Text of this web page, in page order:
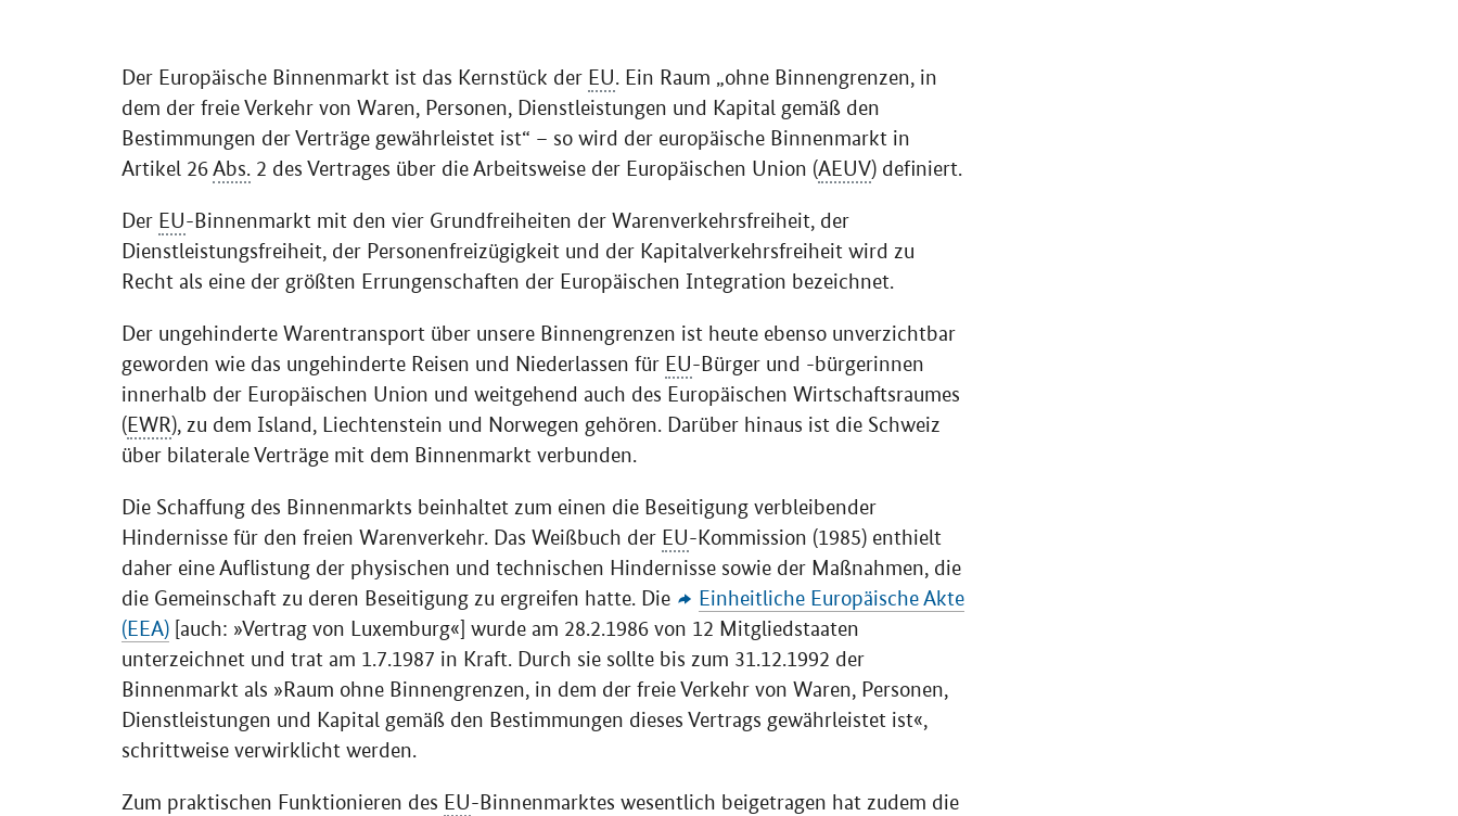
Der Europäische Binnenmarkt ist das Kernstück der EU. Ein Raum „ohne Binnengrenzen, in
dem der freie Verkehr von Waren, Personen, Dienstleistungen und Kapital gemäß den
Bestimmungen der Verträge gewährleistet ist“ – so wird der europäische Binnenmarkt in
Artikel 26Abs. 2 des Vertrages über die Arbeitsweise der Europäischen Union (AEUV) definiert.
Der EU-Binnenmarkt mit den vier Grundfreiheiten der Warenverkehrsfreiheit, der
Dienstleistungsfreiheit, der Personenfreizügigkeit und der Kapitalverkehrsfreiheit wird zu
Recht als eine der größten Errungenschaften der Europäischen Integration bezeichnet.
Der ungehinderte Warentransport über unsere Binnengrenzen ist heute ebenso unverzichtbar
geworden wie das ungehinderte Reisen und Niederlassen für EU-Bürger und -bürgerinnen
innerhalb der Europäischen Union und weitgehend auch des Europäischen Wirtschaftsraumes
(EWR), zu dem Island, Liechtenstein und Norwegen gehören. Darüber hinaus ist die Schweiz
über bilaterale Verträge mit dem Binnenmarkt verbunden.
Die Schaffung des Binnenmarkts beinhaltet zum einen die Beseitigung verbleibender
Hindernisse für den freien Warenverkehr. Das Weißbuch der EU-Kommission (1985) enthielt
daher eine Auflistung der physischen und technischen Hindernisse sowie der Maßnahmen, die
die Gemeinschaft zu deren Beseitigung zu ergreifen hatte. Die
Einheitliche Europäische Akte
(EEA) [auch: »Vertrag von Luxemburg«] wurde am 28.2.1986 von 12 Mitgliedstaaten
unterzeichnet und trat am 1.7.1987 in Kraft. Durch sie sollte bis zum 31.12.1992 der
Binnenmarkt als »Raum ohne Binnengrenzen, in dem der freie Verkehr von Waren, Personen,
Dienstleistungen und Kapital gemäß den Bestimmungen dieses Vertrags gewährleistet ist«,
schrittweise verwirklicht werden.
Zum praktischen Funktionieren des EU-Binnenmarktes wesentlich beigetragen hat zudem die